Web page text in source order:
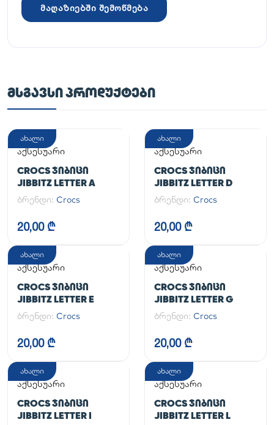
მაღაზიებში შემოწმება
ᲛᲡᲒᲐᲕᲡᲘ ᲞᲠᲝᲓᲣᲥᲢᲔᲑᲘ
ახალი
აქსესუარი
CROCS ᲯᲘᲑᲘᲪᲘ
JIBBITZ LETTER A
ბრენდი: Crocs
20,00 ₾
ახალი
აქსესუარი
CROCS ᲯᲘᲑᲘᲪᲘ
JIBBITZ LETTER D
ბრენდი: Crocs
20,00 ₾
ახალი
აქსესუარი
CROCS ᲯᲘᲑᲘᲪᲘ
JIBBITZ LETTER E
ბრენდი: Crocs
20,00 ₾
ახალი
აქსესუარი
CROCS ᲯᲘᲑᲘᲪᲘ
JIBBITZ LETTER G
ბრენდი: Crocs
20,00 ₾
ახალი
აქსესუარი
CROCS ᲯᲘᲑᲘᲪᲘ
JIBBITZ LETTER I
ახალი
აქსესუარი
CROCS ᲯᲘᲑᲘᲪᲘ
JIBBITZ LETTER L